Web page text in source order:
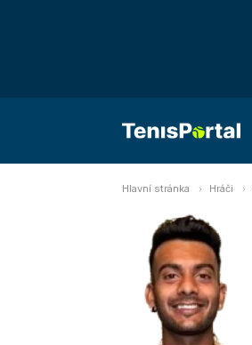
Hlavní stránka Hráči